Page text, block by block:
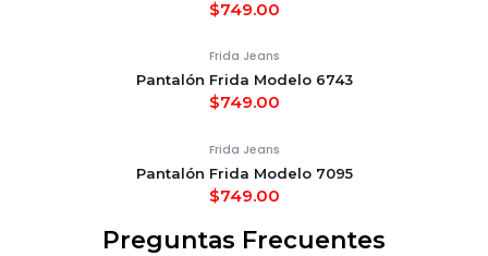
$749.00
Frida Jeans
Pantalón Frida Modelo 6743
$749.00
Frida Jeans
Pantalón Frida Modelo 7095
$749.00
Preguntas Frecuentes